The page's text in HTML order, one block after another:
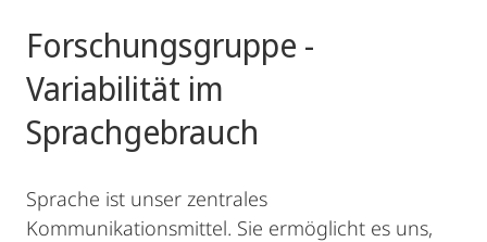
Forschungsgruppe -
Variabilität im
Sprachgebrauch
Sprache ist unser zentrales
Kommunikationsmittel. Sie ermöglicht es uns,